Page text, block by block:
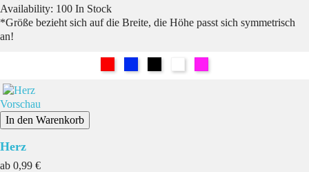
Availability: 100 In Stock
*Größe bezieht sich auf die Breite, die Höhe passt sich symmetrisch
an!
Vorschau
In den Warenkorb
Herz
ab Preis
0,99 €